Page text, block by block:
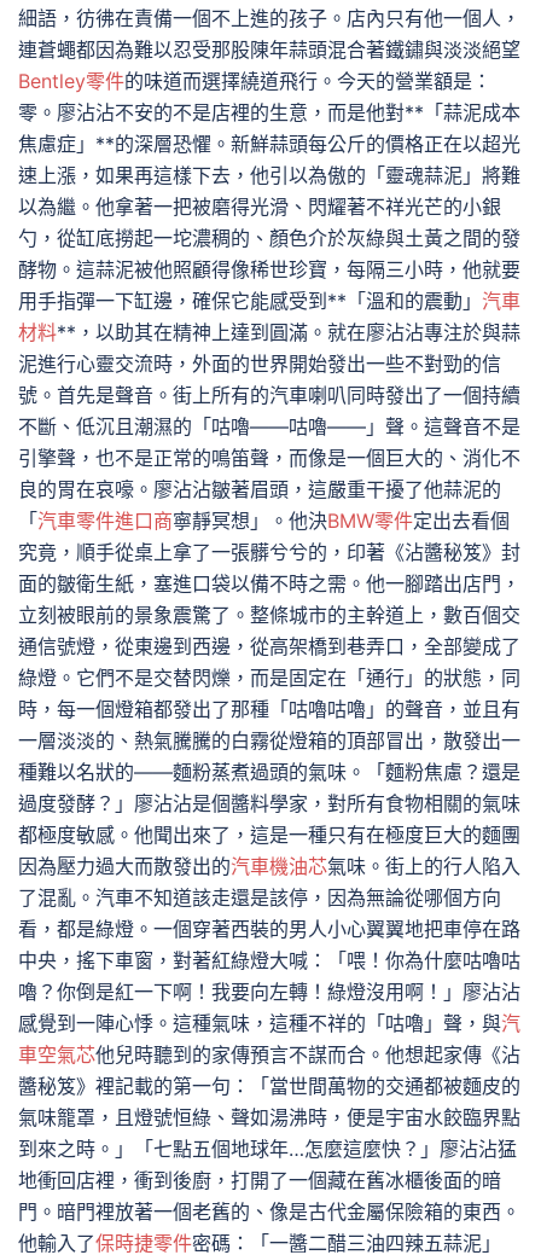
細語，彷彿在責備一個不上進的孩子。店內只有他一個人，
連蒼蠅都因為難以忍受那股陳年蒜頭混合著鐵鏽與淡淡絕望
Bentley零件的味道而選擇繞道飛行。今天的營業額是：
零。廖沾沾不安的不是店裡的生意，而是他對**「蒜泥成本
焦慮症」**的深層恐懼。新鮮蒜頭每公斤的價格正在以超光
速上漲，如果再這樣下去，他引以為傲的「靈魂蒜泥」將難
以為繼。他拿著一把被磨得光滑、閃耀著不祥光芒的小銀
勺，從缸底撈起一坨濃稠的、顏色介於灰綠與土黃之間的發
酵物。這蒜泥被他照顧得像稀世珍寶，每隔三小時，他就要
用手指彈一下缸邊，確保它能感受到**「溫和的震動」 汽車
材料**，以助其在精神上達到圓滿。就在廖沾沾專注於與蒜
泥進行心靈交流時，外面的世界開始發出一些不對勁的信
號。首先是聲音。街上所有的汽車喇叭同時發出了一個持續
不斷、低沉且潮濕的「咕嚕——咕嚕——」聲。這聲音不是
引擎聲，也不是正常的鳴笛聲，而像是一個巨大的、消化不
良的胃在哀嚎。廖沾沾皺著眉頭，這嚴重干擾了他蒜泥的
「汽車零件進口商寧靜冥想」。他決BMW零件定出去看個
究竟，順手從桌上拿了一張髒兮兮的，印著《沾醬秘笈》封
面的皺衛生紙，塞進口袋以備不時之需。他一腳踏出店門，
立刻被眼前的景象震驚了。整條城市的主幹道上，數百個交
通信號燈，從東邊到西邊，從高架橋到巷弄口，全部變成了
綠燈。它們不是交替閃爍，而是固定在「通行」的狀態，同
時，每一個燈箱都發出了那種「咕嚕咕嚕」的聲音，並且有
一層淡淡的、熱氣騰騰的白霧從燈箱的頂部冒出，散發出一
種難以名狀的——麵粉蒸煮過頭的氣味。「麵粉焦慮？還是
過度發酵？」廖沾沾是個醬料學家，對所有食物相關的氣味
都極度敏感。他聞出來了，這是一種只有在極度巨大的麵團
因為壓力過大而散發出的汽車機油芯氣味。街上的行人陷入
了混亂。汽車不知道該走還是該停，因為無論從哪個方向
看，都是綠燈。一個穿著西裝的男人小心翼翼地把車停在路
中央，搖下車窗，對著紅綠燈大喊：「喂！你為什麼咕嚕咕
嚕？你倒是紅一下啊！我要向左轉！綠燈沒用啊！」廖沾沾
感覺到一陣心悸。這種氣味，這種不祥的「咕嚕」聲，與汽
車空氣芯他兒時聽到的家傳預言不謀而合。他想起家傳《沾
醬秘笈》裡記載的第一句：「當世間萬物的交通都被麵皮的
氣味籠罩，且燈號恒綠、聲如湯沸時，便是宇宙水餃臨界點
到來之時。」「七點五個地球年…怎麼這麼快？」廖沾沾猛
地衝回店裡，衝到後廚，打開了一個藏在舊冰櫃後面的暗
門。暗門裡放著一個老舊的、像是古代金屬保險箱的東西。
他輸入了保時捷零件密碼：「一醬二醋三油四辣五蒜泥」